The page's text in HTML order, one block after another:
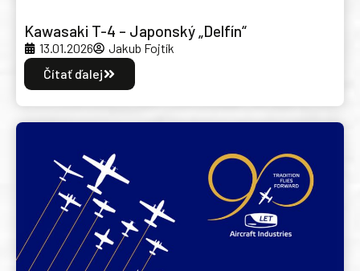
Kawasaki T-4 – Japonský „Delfín“
13.01.2026
Jakub Fojtík
Čítať ďalej